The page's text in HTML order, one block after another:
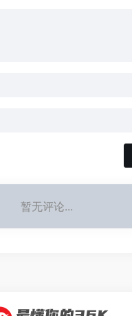
暂无评论...